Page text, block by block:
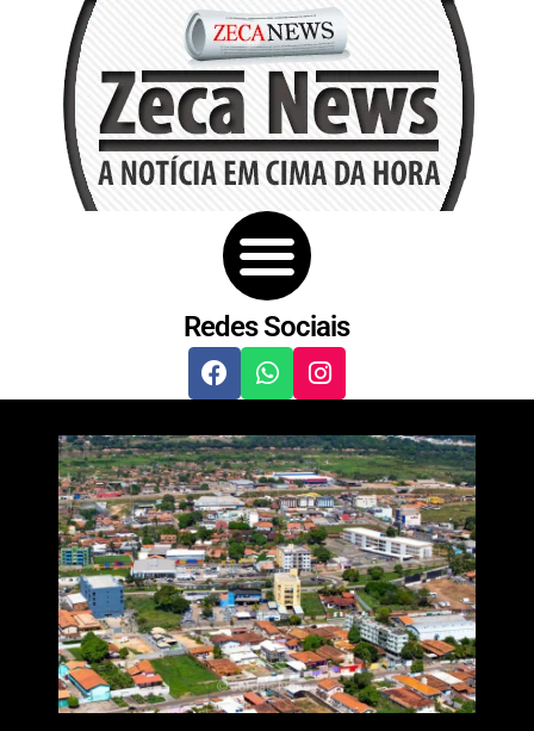
Redes Sociais